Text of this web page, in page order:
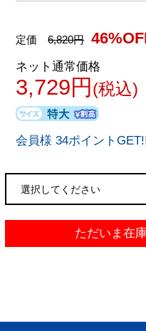
定価6,820円
ネット通常価格
3,729円 (税込)
会員様 34ポイント
ただいま在